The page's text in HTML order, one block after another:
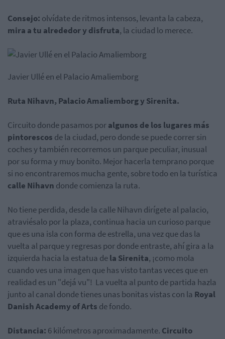
Consejo: olvídate de ritmos intensos, levanta la cabeza,
mira a tu alrededor y disfruta, la ciudad lo merece.
Javier Ullé en el Palacio Amaliemborg
Ruta Nihavn, Palacio Amaliemborg y Sirenita.
Circuito donde pasamos poralgunos de los lugares más
pintorescos de la ciudad, pero donde se puede correr sin
coches y también recorremos un parque peculiar, inusual
por su forma y muy bonito. Mejor hacerla temprano porque
si no encontraremos mucha gente, sobre todo en la turística
calle Nihavn donde comienza la ruta.
No tiene perdida, desde la calle Nihavn dirígete al palacio,
atraviésalo por la plaza, continua hacia un curioso parque
que es una isla con forma de estrella, una vez que das la
vuelta al parque y regresas por donde entraste, ahí gira a la
izquierda hacia la estatua dela Sirenita, ¡como mola
cuando ves una imagen que has visto tantas veces que en
realidad es un "dejá vu"! La vuelta al punto de partida hazla
junto al canal donde tienes unas bonitas vistas con la Royal
Danish Academy of Arts de fondo.
Distancia: 6 kilómetros aproximadamente. Circuito